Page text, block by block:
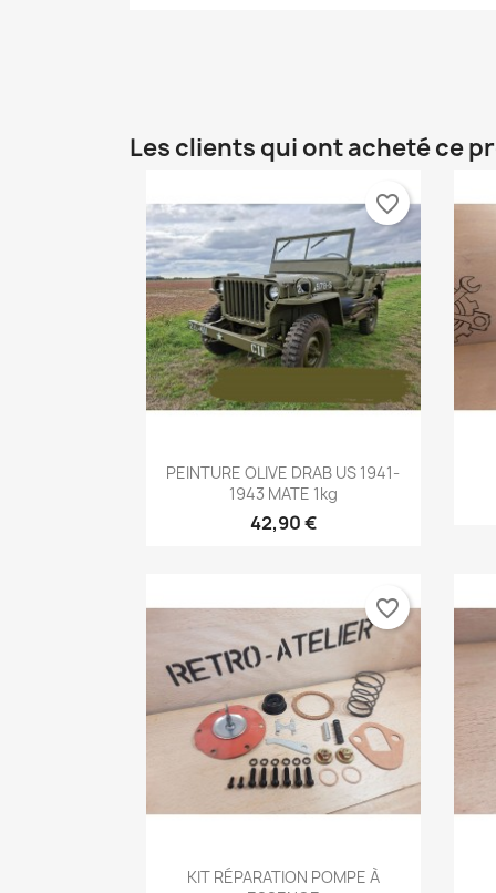
Les clients qui ont acheté ce
Aperçu rapide
PEINTURE OLIVE DRAB US 1941-
1943 MATE 1kg
42,90 €
favorite_border
Aperçu rapide
KIT RÉPARATION POMPE À
favorite_border